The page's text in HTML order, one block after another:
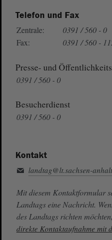
Telefon und Fax
Zentrale:
0391 / 560 - 0
Fax:
0391 / 560 -
Presse- und
0391 / 560 - 0
Besucherdienst
0391 / 560 - 0
Kontakt
landtag@lt.sachsen-
Mit diesem Kontaktformular
Landtags eine Nachricht.
des Landtags richten
direkte Kontaktaufnahme mit